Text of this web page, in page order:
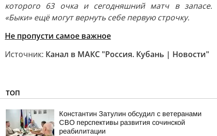
которого 63 очка и сегодняшний матч в запасе.
«Быки» ещё могут вернуть себе первую строчку.
Не пропусти самое важное
Источник: Канал в МАКС "Россия. Кубань | Новости"
ТОП
Константин Затулин обсудил с ветеранами
СВО перспективы развития сочинской
реабилитации